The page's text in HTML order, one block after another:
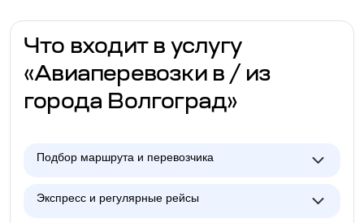
Что входит в услугу
«Авиаперевозки в / из
города Волгоград»
Подбор маршрута и перевозчика
Экспресс и регулярные рейсы